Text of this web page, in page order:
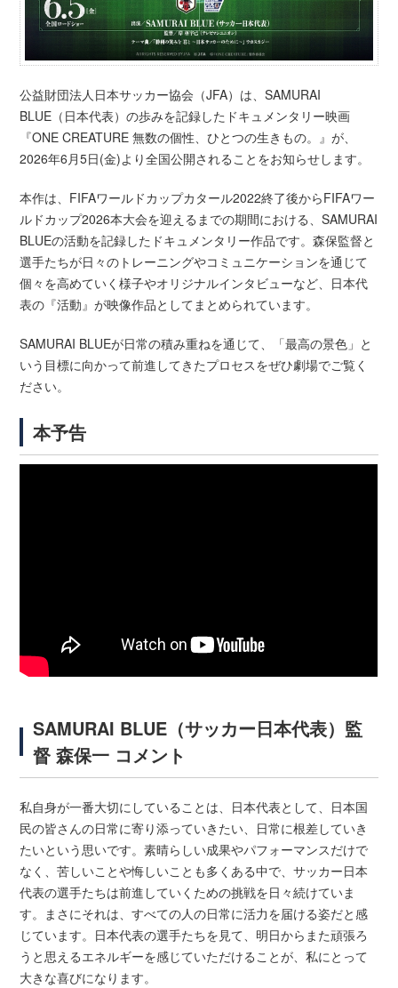
公益財団法人日本サッカー協会（JFA）は、SAMURAI
BLUE（日本代表）の歩みを記録したドキュメンタリー映画
『ONE CREATURE 無数の個性、ひとつの生きもの。』が、
2026年6月5日(金)より全国公開されることをお知らせします。
本作は、FIFAワールドカップカタール2022終了後からFIFAワー
ルドカップ2026本大会を迎えるまでの期間における、SAMURAI
BLUEの活動を記録したドキュメンタリー作品です。森保監督と
選手たちが日々のトレーニングやコミュニケーションを通じて
個々を高めていく様子やオリジナルインタビューなど、日本代
表の『活動』が映像作品としてまとめられています。
SAMURAI BLUEが日常の積み重ねを通じて、「最高の景色」と
いう目標に向かって前進してきたプロセスをぜひ劇場でご覧く
ださい。
本予告
SAMURAI BLUE（サッカー日本代表）監
督 森保一 コメント
私自身が一番大切にしていることは、日本代表として、日本国
民の皆さんの日常に寄り添っていきたい、日常に根差していき
たいという思いです。素晴らしい成果やパフォーマンスだけで
なく、苦しいことや悔しいことも多くある中で、サッカー日本
代表の選手たちは前進していくための挑戦を日々続けていま
す。まさにそれは、すべての人の日常に活力を届ける姿だと感
じています。日本代表の選手たちを見て、明日からまた頑張ろ
うと思えるエネルギーを感じていただけることが、私にとって
大きな喜びになります。